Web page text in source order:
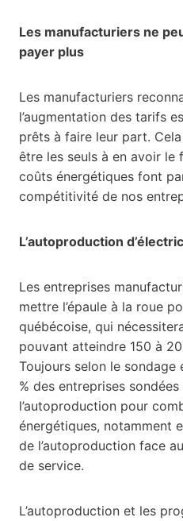
Les manufacturiers ne
payer plus
Les manufacturiers
l’augmentation des tarifs
prêts à faire leur part.
être les seuls à en avoir le
coûts énergétiques font
compétitivité de nos
L’autoproduction
Les entreprises
mettre l’épaule à la roue
québécoise, qui
pouvant atteindre 150 à
Toujours selon le sondage
% des entreprises
l’autoproduction pour
énergétiques, notamment
de l’autoproduction face
de service.
L’autoproduction et les